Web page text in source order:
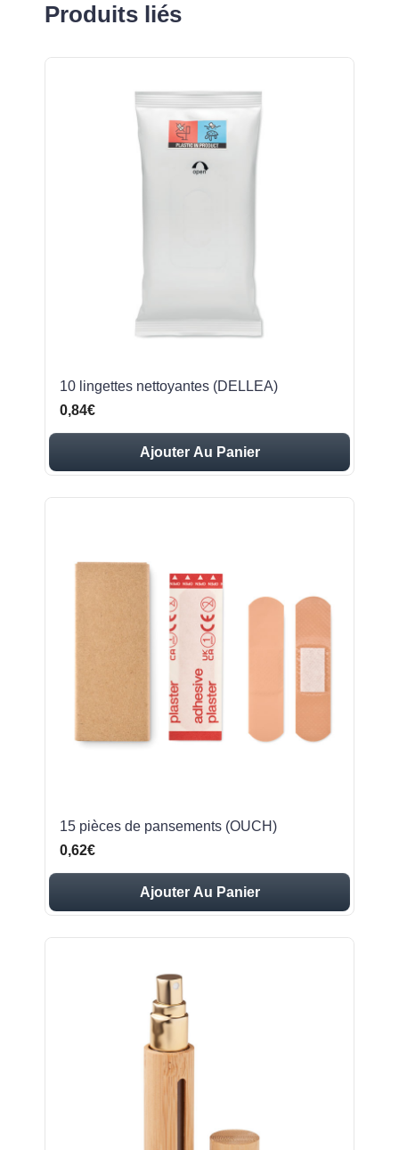
Produits liés
10 lingettes nettoyantes (DELLEA)
0,84€
Ajouter Au Panier
15 pièces de pansements (OUCH)
0,62€
Ajouter Au Panier